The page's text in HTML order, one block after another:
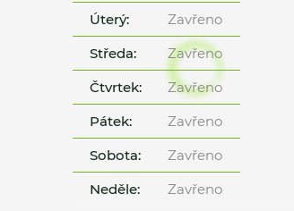
Úterý:
Zavřeno
Středa:
Zavřeno
Čtvrtek:
Zavřeno
Pátek:
Zavřeno
Sobota:
Zavřeno
Neděle:
Zavřeno